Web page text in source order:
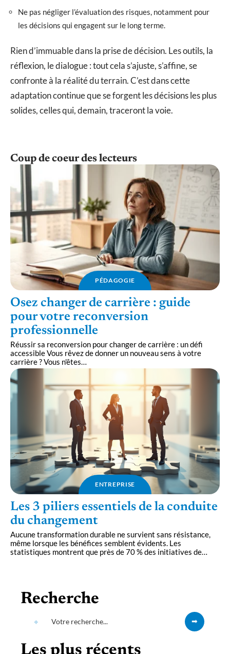
Ne pas négliger l’évaluation des risques, notamment pour
les décisions qui engagent sur le long terme.
Rien d’immuable dans la prise de décision. Les outils, la
réflexion, le dialogue : tout cela s’ajuste, s’affine, se
confronte à la réalité du terrain. C’est dans cette
adaptation continue que se forgent les décisions les plus
solides, celles qui, demain, traceront la voie.
Coup de coeur des lecteurs
PÉDAGOGIE
Osez changer de carrière : guide
pour votre reconversion
professionnelle
Réussir sa reconversion pour changer de carrière : un défi
accessible Vous rêvez de donner un nouveau sens à votre
carrière ? Vous n'êtes…
ENTREPRISE
Les 3 piliers essentiels de la conduite
du changement
Aucune transformation durable ne survient sans résistance,
même lorsque les bénéfices semblent évidents. Les
statistiques montrent que près de 70 % des initiatives de…
Recherche
Les plus récents